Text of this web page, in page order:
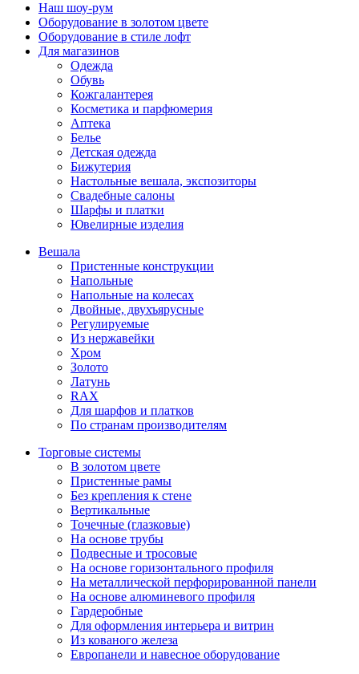
Наш шоу-рум
Оборудование в золотом цвете
Оборудование в стиле лофт
Для магазинов
Одежда
Обувь
Кожгалантерея
Косметика и парфюмерия
Аптека
Белье
Детская одежда
Бижутерия
Настольные вешала, экспозиторы
Свадебные салоны
Шарфы и платки
Ювелирные изделия
Вешала
Пристенные конструкции
Напольные
Напольные на колесах
Двойные, двухъярусные
Регулируемые
Из нержавейки
Хром
Золото
Латунь
RAX
Для шарфов и платков
По странам производителям
Торговые системы
В золотом цвете
Пристенные рамы
Без крепления к стене
Вертикальные
Точечные (глазковые)
На основе трубы
Подвесные и тросовые
На основе горизонтального профиля
На металлической перфорированной панели
На основе алюминевого профиля
Гардеробные
Для оформления интерьера и витрин
Из кованого железа
Европанели и навесное оборудование